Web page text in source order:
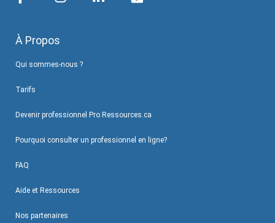
À Propos
Qui sommes-nous ?
Tarifs
Devenir professionnel Pro Ressources.ca
Pourquoi consulter un professionnel en ligne?
FAQ
Aide et Ressources
Nos partenaires